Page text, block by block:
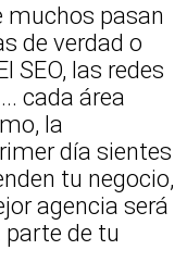
muchos pasan
de verdad o
SEO, las redes
cada área
la
día sientes
tu negocio,
agencia será
de tu